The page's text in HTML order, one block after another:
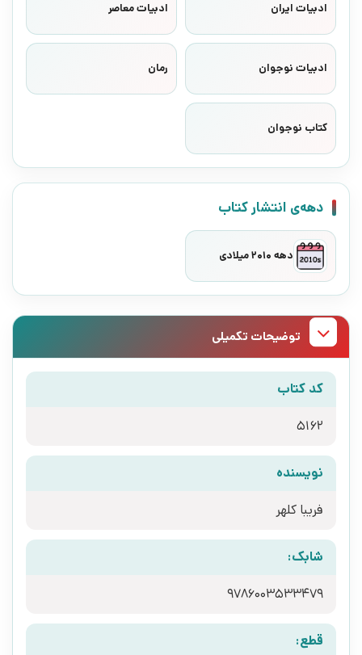
ادبیات ایران ادبیات معاصر
ادبیات نوجوان رمان
کتاب نوجوان
دهه‌ی انتشار کتاب
دهه 2010 میلادی
توضیحات تکمیلی
کد کتاب
5162
نویسنده
فریبا کلهر
شابک:
9786003533479
قطع: